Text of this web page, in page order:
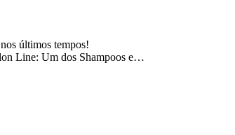
últimos tempos!
Line: Um dos Shampoos e…